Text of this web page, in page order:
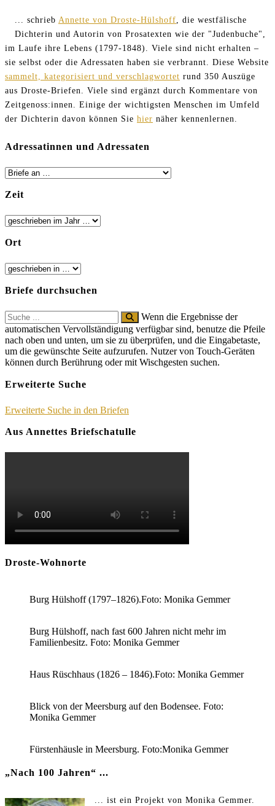
Stunden
nicht
... schrieb Annette von Droste-Hülshoff , die westfälische
Dichterin und Autorin von Prosatexten wie der "Judenbuche",
im Laufe ihre Lebens (1797-1848). Viele sind nicht erhalten –
sie selbst oder die Adressaten haben sie verbrannt. Diese Website
sammelt, kategorisiert und verschlagwortet rund 350 Auszüge
aus Droste-Briefen. Viele sind ergänzt durch Kommentare von
Zeitgenoss:innen. Einige der wichtigsten Menschen im Umfeld
der Dichterin davon können Sie hier näher kennenlernen.
Adressatinnen und Adressaten
Zeit
Ort
Briefe durchsuchen
Search
for:
Wenn die Ergebnisse der
automatischen Vervollständigung verfügbar sind, benutze die Pfeile
nach oben und unten, um sie zu überprüfen, und die Eingabetaste,
um die gewünschte Seite aufzurufen. Nutzer von Touch-Geräten
können durch Berührung oder mit Wischgesten suchen.
Erweiterte Suche
Erweiterte Suche in den Briefen
Aus Annettes Briefschatulle
Droste-Wohnorte
Burg Hülshoff (1797–1826).Foto: Monika Gemmer
Burg Hülshoff, nach fast 600 Jahren nicht mehr im
Familienbesitz. Foto: Monika Gemmer
Haus Rüschhaus (1826 – 1846).Foto: Monika Gemmer
Blick von der Meersburg auf den Bodensee. Foto:
Monika Gemmer
Fürstenhäusle in Meersburg. Foto:Monika Gemmer
„Nach 100 Jahren“ ...
... ist ein Projekt von Monika Gemmer.